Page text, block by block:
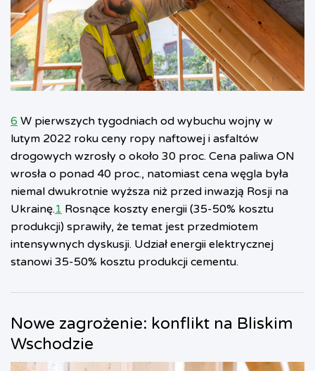
6 W pierwszych tygodniach od wybuchu wojny w
lutym 2022 roku ceny ropy naftowej i asfaltów
drogowych wzrosły o około 30 proc. Cena paliwa ON
wrosła o ponad 40 proc., natomiast cena węgla była
niemal dwukrotnie wyższa niż przed inwazją Rosji na
Ukrainę.1 Rosnące koszty energii (35-50% kosztu
produkcji) sprawiły, że temat jest przedmiotem
intensywnych dyskusji. Udział energii elektrycznej
stanowi 35-50% kosztu produkcji cementu.
Nowe zagrożenie: konflikt na Bliskim
Wschodzie